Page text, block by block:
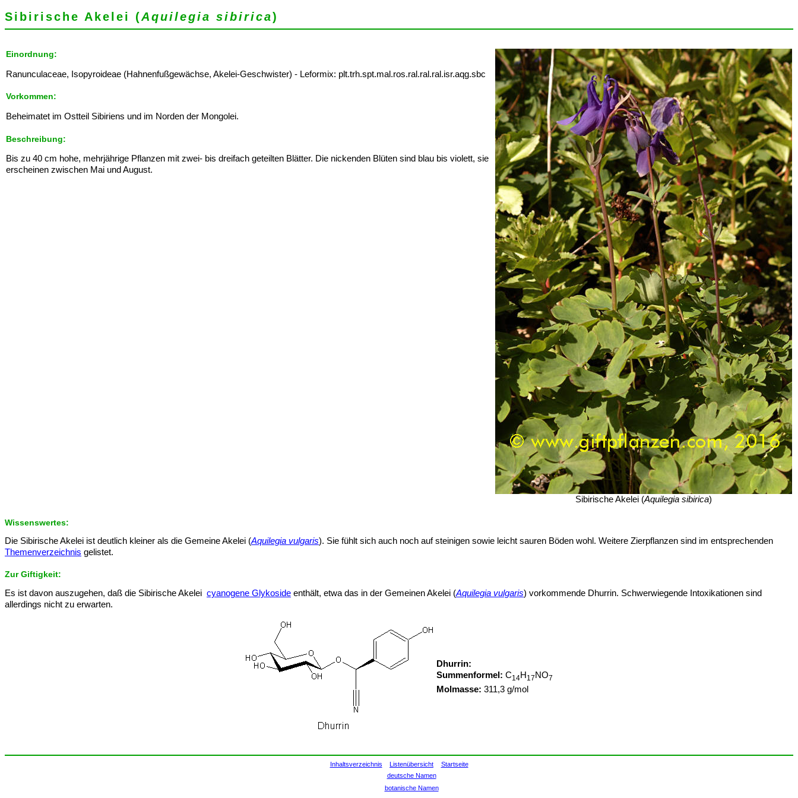
Sibirische Akelei (Aquilegia sibirica)
Einordnung:
Ranunculaceae, Isopyroideae (Hahnenfußgewächse, Akelei-Geschwister) - Leformix: plt.trh.spt.mal.ros.ral.ral.ral.isr.aqg.sbc
Vorkommen:
Beheimatet im Ostteil Sibiriens und im Norden der Mongolei.
Beschreibung:
Bis zu 40 cm hohe, mehrjährige Pflanzen mit zwei- bis dreifach geteilten Blätter. Die nickenden Blüten sind blau bis violett, sie
erscheinen zwischen Mai und August.
Sibirische Akelei (Aquilegia sibirica)
Wissenswertes:
Die Sibirische Akelei ist deutlich kleiner als die Gemeine Akelei (Aquilegia vulgaris). Sie fühlt sich auch noch auf steinigen sowie leicht sauren Böden wohl. Weitere Zierpflanzen sind im entsprechenden
Themenverzeichnis gelistet.
Zur Giftigkeit:
Es ist davon auszugehen, daß die Sibirische Akelei cyanogene Glykoside enthält, etwa das in der Gemeinen Akelei (Aquilegia vulgaris) vorkommende Dhurrin. Schwerwiegende Intoxikationen sind
allerdings nicht zu erwarten.
Dhurrin:
Summenformel: C14H 17 NO7
Molmasse: 311,3 g/mol
Inhaltsverzeichnis Listenübersicht
Startseite
deutsche Namen
botanische Namen